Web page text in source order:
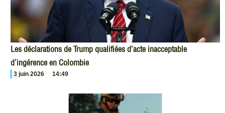
Les déclarations de Trump qualifiées d’acte inacceptable
d’ingérence en Colombie
3 juin 2026 14:49